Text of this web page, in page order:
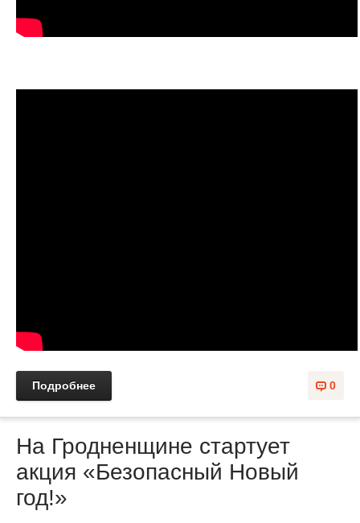
0
Подробнее
На Гродненщине стартует
акция «Безопасный Новый
год!»